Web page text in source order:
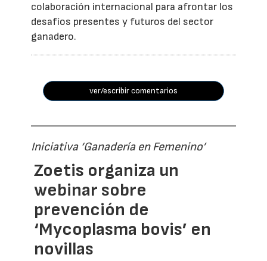
colaboración internacional para afrontar los
desafíos presentes y futuros del sector
ganadero.
ver/escribir comentarios
Iniciativa ‘Ganadería en Femenino’
Zoetis organiza un
webinar sobre
prevención de
‘Mycoplasma bovis’ en
novillas